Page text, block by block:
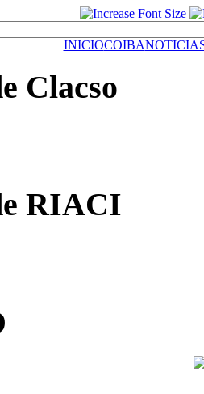
INICIOCOIBA
Clacso
RIACI